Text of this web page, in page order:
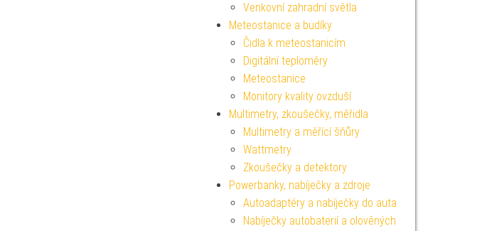
Venkovní zahradní světla
Meteostanice a budíky
Čidla k meteostanicím
Digitální teploměry
Meteostanice
Monitory kvality ovzduší
Multimetry, zkoušečky, měřidla
Multimetry a měřící šňůry
Wattmetry
Zkoušečky a detektory
Powerbanky, nabíječky a zdroje
Autoadaptéry a nabíječky do auta
Nabíječky autobaterií a olověných